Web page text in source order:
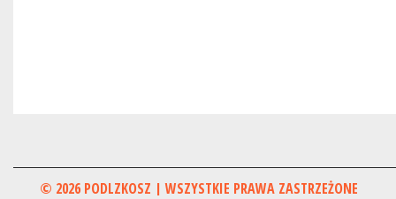
© 2026 PODLZKOSZ | WSZYSTKIE PRAWA ZASTRZEŻONE